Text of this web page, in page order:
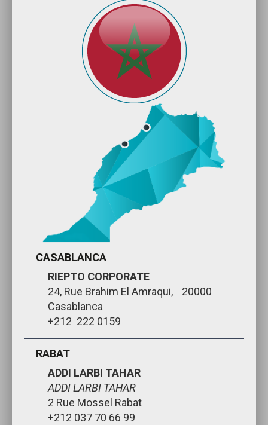
CASABLANCA
RIEPTO CORPORATE
24, Rue Brahim El Amraqui, 20000
Casablanca
+212 222 0159
RABAT
ADDI LARBI TAHAR
ADDI LARBI TAHAR
2 Rue Mossel Rabat
+212 037 70 66 99